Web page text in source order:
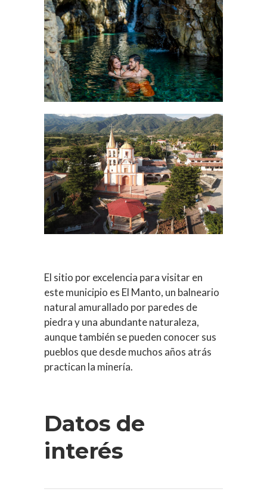
El sitio por excelencia para visitar en
este municipio es El Manto, un balneario
natural amurallado por paredes de
piedra y una abundante naturaleza,
aunque también se pueden conocer sus
pueblos que desde muchos años atrás
practican la minería.
Datos de
interés